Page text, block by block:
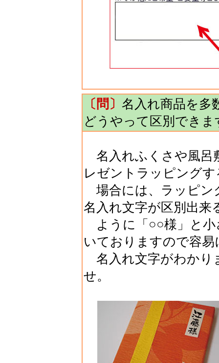
〔問〕 名入れ商品を多
どうやって区別できま
名入れふくさや風呂
レゼントラッピングす
場合には、ラッピン
名入れ文字が区別出来
ように「○○様」と小
いておりますので容易
名入れ文字がわかり
せ。